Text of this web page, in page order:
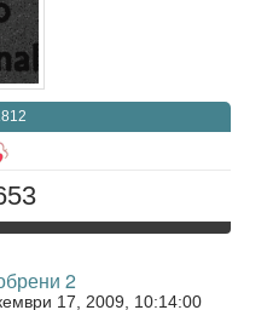
2
17, 2009, 10:14:00